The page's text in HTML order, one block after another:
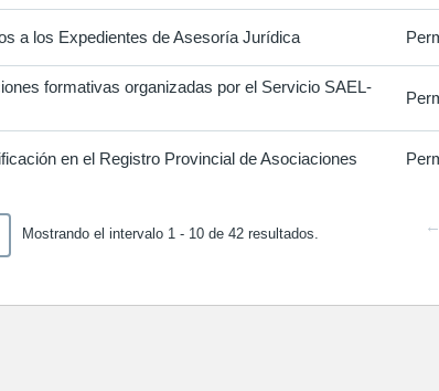
a los Expedientes de Asesoría Jurídica
formativas organizadas por el Servicio SAEL-
en el Registro Provincial de Asociaciones
Mostrando el intervalo 1 - 10 de 42 resultados.